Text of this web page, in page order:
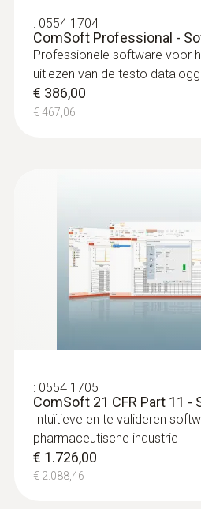
0603 3392
Roestvrijstalen
type T) - met FEP-
Robuuste roestvrije
meettaken in
€ 165,77
: 0554 1704
ComSoft Professional -
Professionele software voor
uitlezen van de testo
€ 386,00
€ 467,06
: 0554 1705
ComSoft 21 CFR Part 11 -
Intuïtieve en te valideren
pharmaceutische industrie
€ 1.726,00
€ 2.088,46